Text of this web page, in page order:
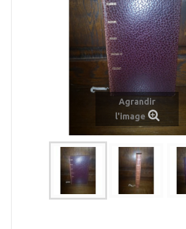
Agrandir
l'image